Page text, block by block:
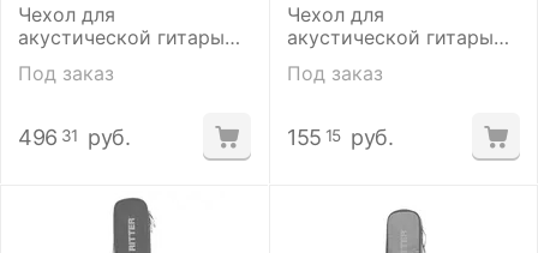
Чехол для
акустической гитары
Под заказ
496 31 руб.
Чехол для
акустической гитары
Под заказ
155 15 руб.